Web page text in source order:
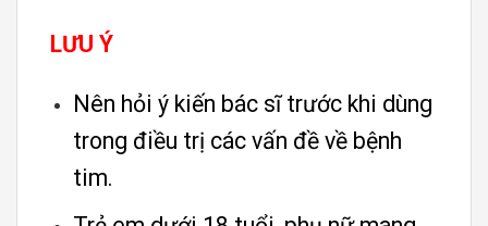
LƯU Ý
Nên hỏi ý kiến bác sĩ trước khi dùng
trong điều trị các vấn đề về bệnh
tim.